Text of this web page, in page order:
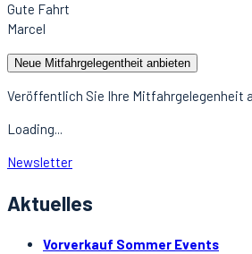
Gute Fahrt
Marcel
Neue Mitfahrgelegentheit anbieten
Veröffentlich Sie Ihre Mitfahrgelegenheit
Loading...
Newsletter
Aktuelles
Vorverkauf Sommer Events